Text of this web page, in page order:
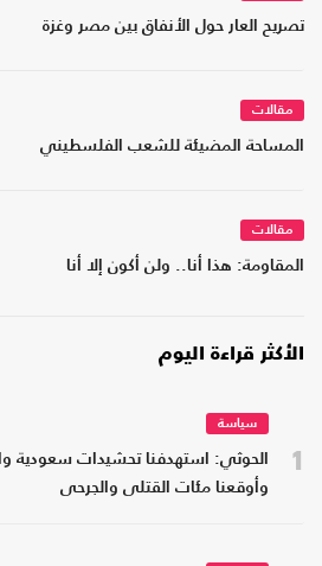
تصريح العار حول الأنفاق بين مصر وغزة
مقالات
المساحة المضيئة للشعب الفلسطيني
مقالات
المقاومة: هذا أنا.. ولن أكون إلا أنا
الأكثر قراءة اليوم
1
سياسة
الحوثي: استهدفنا تحشيدات سعودية
وأوقعنا مئات القتلى والجرحى